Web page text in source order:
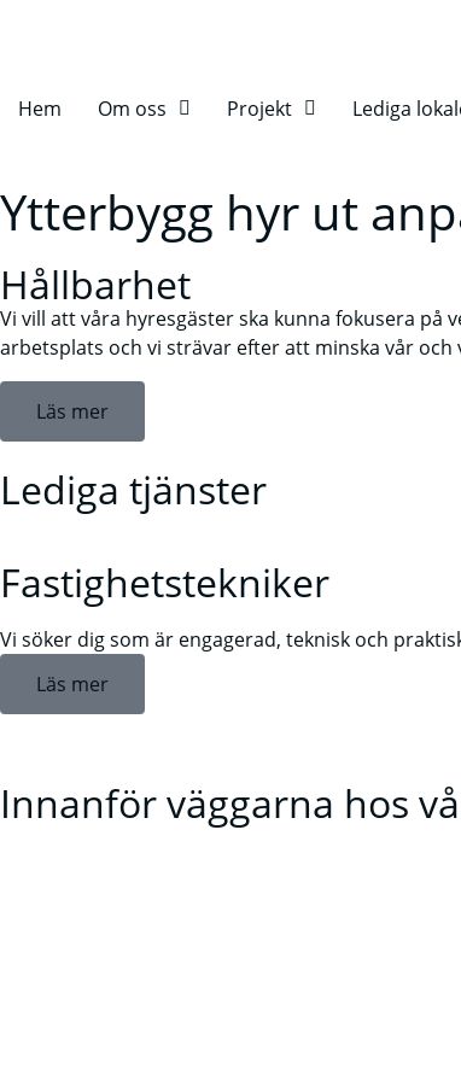
Hem Om oss Projekt Lediga
Ytterbygg hyr ut
Hållbarhet
Vi vill att våra hyresgäster ska kunna fokusera
arbetsplats och vi strävar efter att minska vår
Läs mer
Lediga tjänster
Fastighetstekniker
Vi söker dig som är engagerad, teknisk och
Läs mer
Innanför väggarna hos